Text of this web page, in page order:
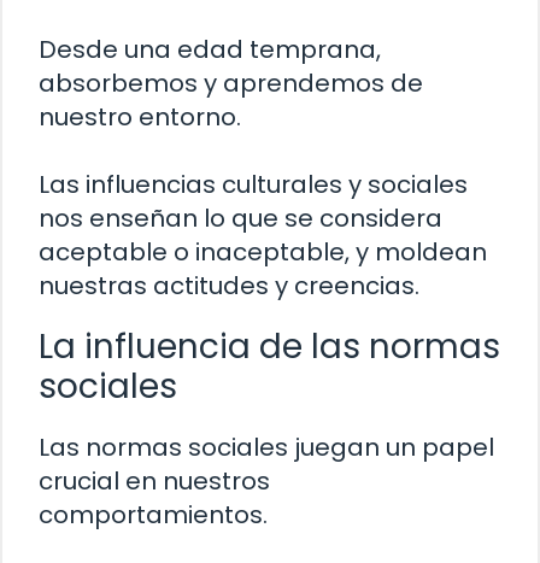
Desde una edad temprana,
absorbemos y aprendemos de
nuestro entorno.
Las influencias culturales y sociales
nos enseñan lo que se considera
aceptable o inaceptable, y moldean
nuestras actitudes y creencias.
La influencia de las normas
sociales
Las normas sociales juegan un papel
crucial en nuestros
comportamientos.